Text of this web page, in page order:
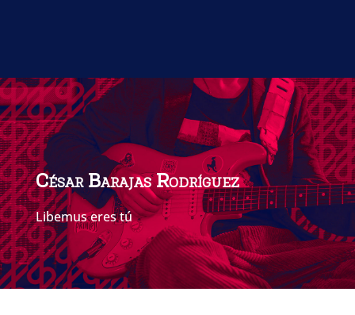
Inicio de cursos
César Barajas Rodríguez
Libemus eres tú